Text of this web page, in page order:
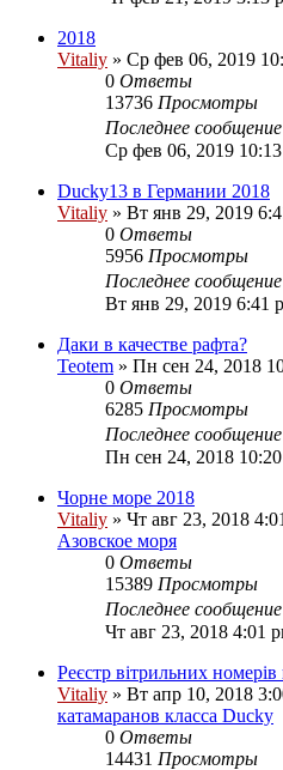
2018
Vitaliy » Ср фев 06, 2019
0 Ответы
13736 Просмотры
Последнее сообщение
Ср фев 06, 2019
Ducky13 в Германии 2018
Vitaliy » Вт янв 29, 2019
0 Ответы
5956 Просмотры
Последнее сообщение
Вт янв 29, 2019 6:41
Даки в качестве рафта?
Teotem » Пн сен 24, 2018
0 Ответы
6285 Просмотры
Последнее сообщение
Пн сен 24, 2018
Чорне море 2018
Vitaliy » Чт авг 23, 2018
Азовское моря
0 Ответы
15389 Просмотры
Последнее сообщение
Чт авг 23, 2018 4:01
Реєстр вітрильних
Vitaliy » Вт апр 10, 2018
катамаранов класса Ducky
0 Ответы
14431 Просмотры